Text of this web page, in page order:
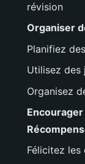
révision
Organiser
Planifiez
Utilisez des
Organisez
Félicitez les